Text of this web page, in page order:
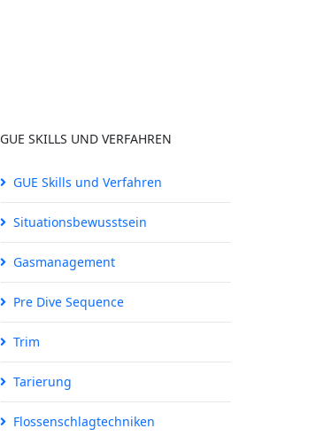
GUE SKILLS UND VERFAHREN
GUE Skills und Verfahren
Situationsbewusstsein
Gasmanagement
Pre Dive Sequence
Trim
Tarierung
Flossenschlagtechniken